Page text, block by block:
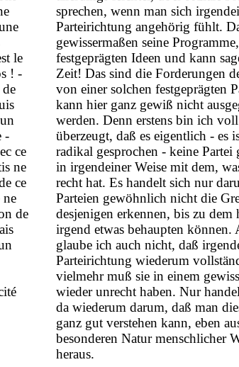
le
! -
-
ce
ne
ce
ne
de
sprechen, wenn man sich
Parteirichtung angehörig fühlt.
gewissermaßen seine
festgeprägten Ideen und kann
Zeit! Das sind die Forderungen
von einer solchen festgeprägten
kann hier ganz gewiß nicht
werden. Denn erstens bin ich
überzeugt, daß es eigentlich - es
radikal gesprochen - keine
in irgendeiner Weise mit dem,
recht hat. Es handelt sich nur
Parteien gewöhnlich nicht die
desjenigen erkennen, bis zu dem
irgend etwas behaupten können.
glaube ich auch nicht, daß
Parteirichtung wiederum
vielmehr muß sie in einem
wieder unrecht haben. Nur
da wiederum darum, daß man
ganz gut verstehen kann, eben
besonderen Natur menschlicher
heraus.